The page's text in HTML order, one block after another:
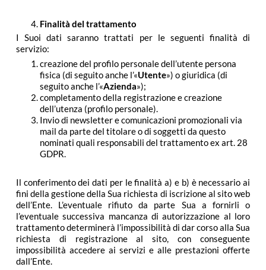
Finalità del trattamento
I Suoi dati saranno trattati per le seguenti finalità di
servizio:
creazione del profilo personale dell’utente persona
fisica (di seguito anche l’«Utente») o giuridica (di
seguito anche l’«Azienda»);
completamento della registrazione e creazione
dell’utenza (profilo personale).
Invio di newsletter e comunicazioni promozionali via
mail da parte del titolare o di soggetti da questo
nominati quali responsabili del trattamento ex art. 28
GDPR.
Il conferimento dei dati per le finalità a) e b) è necessario ai
fini della gestione della Sua richiesta di iscrizione al sito web
dell’Ente. L’eventuale rifiuto da parte Sua a fornirli o
l’eventuale successiva mancanza di autorizzazione al loro
trattamento determinerà l’impossibilità di dar corso alla Sua
richiesta di registrazione al sito, con conseguente
impossibilità accedere ai servizi e alle prestazioni offerte
dall’Ente.